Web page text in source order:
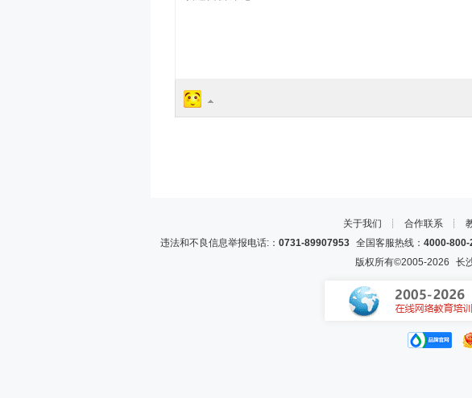
关于我们 ┊ 合作联系 ┊
违法和不良信息举报电话:： 0731-89907953全国客服热线： 4000-800-
版权所有©2005-2026 长